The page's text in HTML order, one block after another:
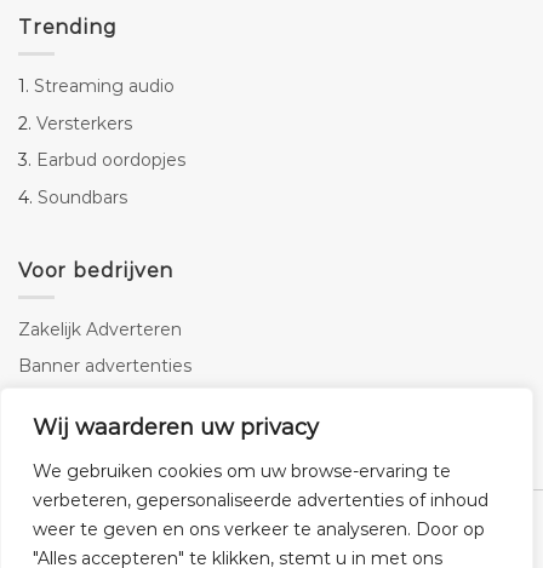
Wij waarderen uw privacy
We gebruiken cookies om uw browse-ervaring te
verbeteren, gepersonaliseerde advertenties of inhoud
weer te geven en ons verkeer te analyseren. Door op
"Alles accepteren" te klikken, stemt u in met ons
Trending
1. Streaming audio
2. Versterkers
3. Earbud oordopjes
4. Soundbars
Voor bedrijven
Zakelijk Adverteren
Banner advertenties
SEO copywriting